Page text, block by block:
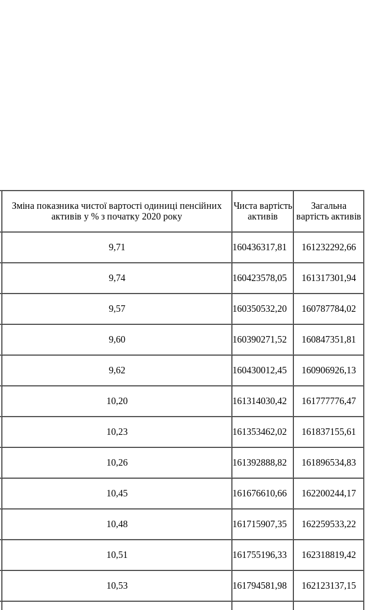
Зміна показника чистої вартості одиниці пенсійних
активів у % з початку 2020 року
Чиста вартість
активів
Загальна
вартість активів
9,71 160436317,81 161232292,66
9,74 160423578,05 161317301,94
9,57 160350532,20 160787784,02
9,60 160390271,52 160847351,81
9,62 160430012,45 160906926,13
10,20 161314030,42 161777776,47
10,23 161353462,02 161837155,61
10,26 161392888,82 161896534,83
10,45 161676610,66 162200244,17
10,48 161715907,35 162259533,22
10,51 161755196,33 162318819,42
10,53 161794581,98 162123137,15